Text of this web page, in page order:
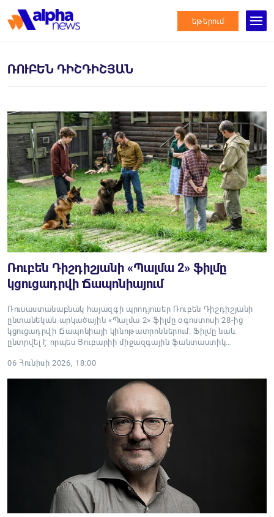
եթերում
ՌՈՒԲԵՆ ԴԻՇԴԻՇՅԱՆ
Ռուբեն Դիշդիշյանի «Պալմա 2» ֆիլմը
կցուցադրվի Ճապոնիայում
Ռուսաստանաբնակ հայազգի պրոդյուսեր Ռուբեն Դիշդիշյանի
ընտանեկան արկածային «Պալմա 2» ֆիլմը օգոստոսի 28-ից
կցուցադրվի Ճապոնիայի կինոթատրոններում։ Ֆիլմը նաև
ընտրվել է որպես Յուբարիի միջազգային ֆանտաստիկ…
06 Հունիսի 2026, 18:00